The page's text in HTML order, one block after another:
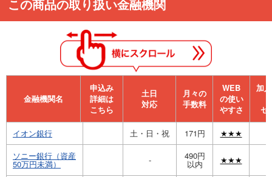
この商品の取り扱い金融機関
金融機関名
申込み
詳細は
こちら
⼟⽇
対応
月々の
手数料
WEB
の使い
やすさ
加
セ
イオン銀行 土・日・祝 171円
★★★
ソニー銀行（資産
50万円未満） - 490円
以内 ★★★